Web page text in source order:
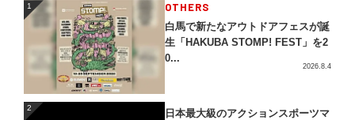
1 OTHERS
白馬で新たなアウトドアフェスが誕
生「HAKUBA STOMP! FEST」を2
0...
2026.8.4
2
日本最大級のアクションスポーツマ